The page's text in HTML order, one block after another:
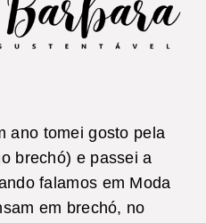
ano tomei gosto pela
brechó) e passei a
falamos em Moda
em brechó, no